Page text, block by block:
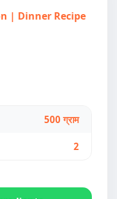
| Dinner Recipe
500 ग्राम
2